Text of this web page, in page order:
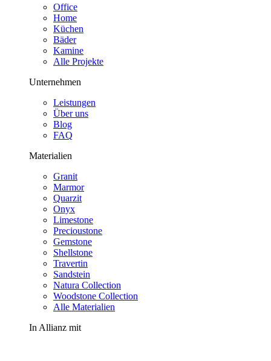
Office
Home
Küchen
Bäder
Kamine
Alle Projekte
Unternehmen
Leistungen
Über uns
Blog
FAQ
Materialien
Granit
Marmor
Quarzit
Onyx
Limestone
Precioustone
Gemstone
Shellstone
Travertin
Sandstein
Natura Collection
Woodstone Collection
Alle Materialien
In Allianz mit